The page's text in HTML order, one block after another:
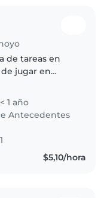
de tareas en
de jugar en
1 año
Antecedentes
$5,10/hora